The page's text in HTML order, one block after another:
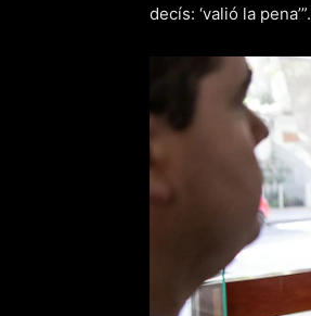
decís: ‘valió la pena’”.